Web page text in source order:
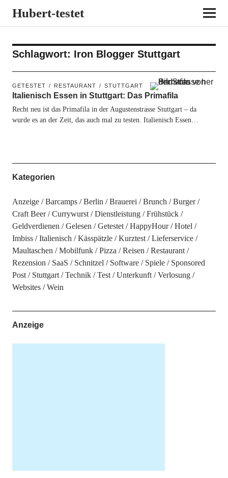
Hubert-testet
Schlagwort: Iron Blogger Stuttgart
GETESTET RESTAURANT STUTTGART
Italienisch Essen in Stuttgart: Das Primafila
Recht neu ist das Primafila in der Augustenstrasse Stuttgart – da
wurde es an der Zeit, das auch mal zu testen. Italienisch Essen…
Kategorien
Anzeige Barcamps Berlin Brauerei Brunch
Burger
Craft Beer
Currywurst Dienstleistung
Frühstück
Geldverdienen
Gelesen Getestet HappyHour
Hotel
Imbiss
Italienisch Kässpätzle Kurztest
Lieferservice
Maultaschen
Mobilfunk Pizza Reisen
Restaurant
Rezension
SaaS Schnitzel Software Spiele
Sponsored
Post
Stuttgart Technik Test Unterkunft
Verlosung
Websites
Wein
Anzeige